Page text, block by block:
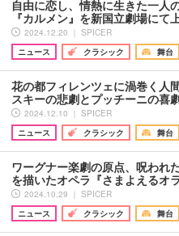
自由に恋し、情熱に生きた一
『カルメン』を新国立劇場にて
2024.12.20 ｜ SPICER
ニュース
クラシック 舞台
花の都フィレンツェに渦巻く
スキーの悲劇とプッチーニの喜
2024.12.10 ｜ SPICER
ニュース
クラシック 舞台
ワーグナー楽劇の原点、呪われ
を描いたオペラ『さまよえるオ
2024.10.29 ｜ SPICER
ニュース
クラシック 舞台